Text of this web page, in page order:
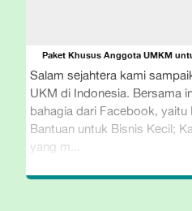
Paket Khusus Anggota UMKM
Salam sejahtera kami
UKM di Indonesia. Bersama
bahagia dari Facebook,
Bantuan untuk Bisnis Kecil;
yang m...